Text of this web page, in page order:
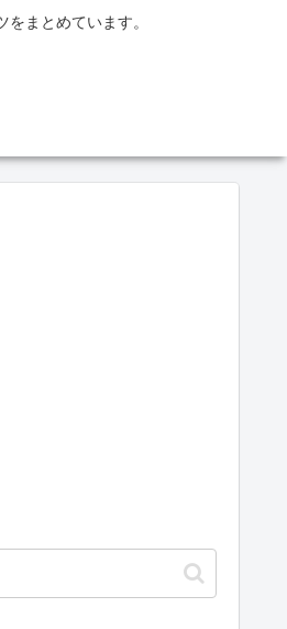
まとめています。